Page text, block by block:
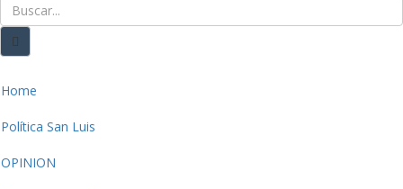
Home
Política San Luis
OPINION